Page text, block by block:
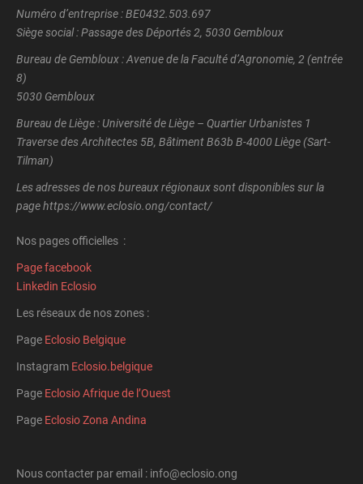
Numéro d’entreprise : BE0432.503.697
Siège social : Passage des Déportés 2, 5030 Gembloux
Bureau de Gembloux : Avenue de la Faculté d’Agronomie, 2 (entrée
8)
5030 Gembloux
Bureau de Liège : Université de Liège – Quartier Urbanistes 1
Traverse des Architectes 5B, Bâtiment B63b B-4000 Liège (Sart-
Tilman)
Les adresses de nos bureaux régionaux sont disponibles sur la
page https://www.eclosio.ong/contact/
Nos pages officielles :
Page facebook
Linkedin Eclosio
Les réseaux de nos zones :
Page Eclosio Belgique
Instagram Eclosio.belgique
Page Eclosio Afrique de l’Ouest
Page Eclosio Zona Andina
Nous contacter par email : info@eclosio.ong